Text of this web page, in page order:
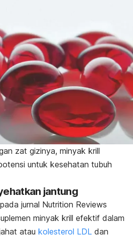
zat gizinya, minyak krill
untuk kesehatan tubuh
jantung
jurnal Nutrition Reviews
minyak krill efektif dalam
atau kolesterol LDL dan